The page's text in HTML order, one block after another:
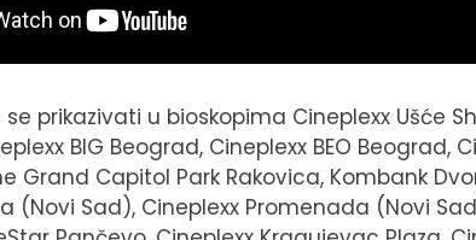
se prikazivati u bioskopima Cineplexx Ušće
BIG Beograd, Cineplexx BEO Beograd,
Grand Capitol Park Rakovica, Kombank
(Novi Sad), Cineplexx Promenada (Novi